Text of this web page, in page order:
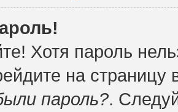
Хотя пароль
на
пароль?.